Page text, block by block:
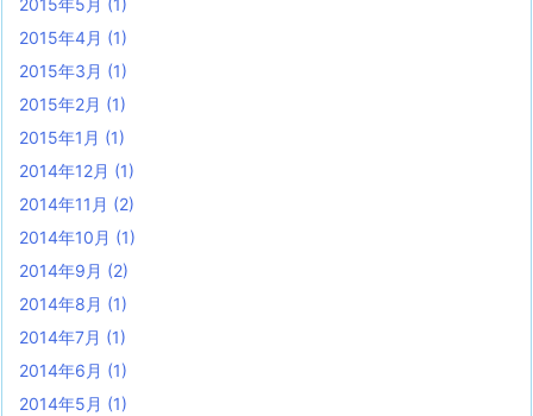
2015年5月 (1)
2015年4月 (1)
2015年3月 (1)
2015年2月 (1)
2015年1月 (1)
2014年12月 (1)
2014年11月 (2)
2014年10月 (1)
2014年9月 (2)
2014年8月 (1)
2014年7月 (1)
2014年6月 (1)
2014年5月 (1)